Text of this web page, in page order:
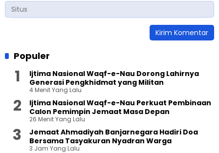
Populer
Ijtima Nasional Waqf-e-Nau Dorong Lahirnya
Generasi Pengkhidmat yang Militan
4 Menit Yang Lalu
Ijtima Nasional Waqf-e-Nau Perkuat Pembinaan
Calon Pemimpin Jemaat Masa Depan
26 Menit Yang Lalu
Jemaat Ahmadiyah Banjarnegara Hadiri Doa
Bersama Tasyakuran Nyadran Warga
3 Jam Yang Lalu